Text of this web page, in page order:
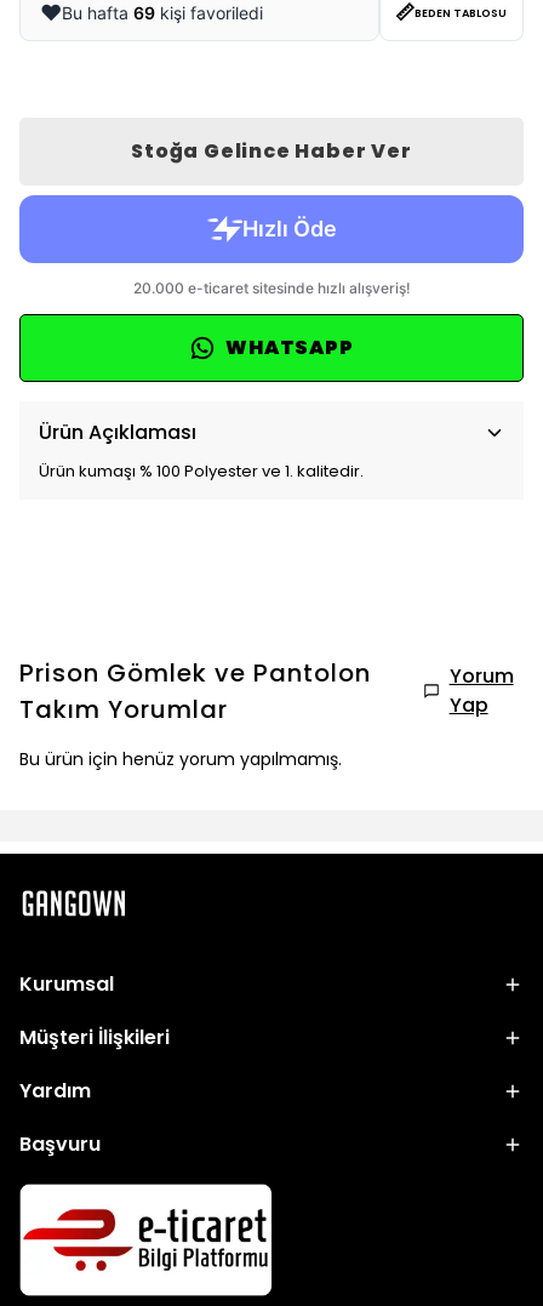
❤️Bu hafta 69 kişi favoriledi 📏BEDEN TABLOSU
Stoğa Gelince Haber Ver
WHATSAPP
Ürün Açıklaması
Ürün kumaşı % 100 Polyester ve 1. kalitedir.
Prison Gömlek ve Pantolon
Takım Yorumlar
Yorum
Yap
Bu ürün için henüz yorum yapılmamış.
Kurumsal
Müşteri İlişkileri
Yardım
Başvuru